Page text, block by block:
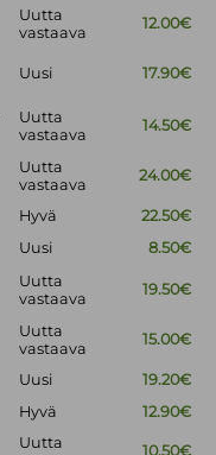
Uutta
vastaava
12.00€
Uusi 17.90€
Uutta
vastaava
14.50€
Uutta
vastaava
24.00€
Hyvä
22.50€
Uusi
8.50€
Uutta
vastaava
19.50€
Uutta
vastaava
15.00€
Uusi
19.20€
Hyvä 12.90€
Uutta
10.50€